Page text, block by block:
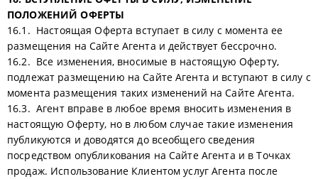
ПОЛОЖЕНИЙ ОФЕРТЫ
16.1. Настоящая Оферта вступает в силу с момента ее
размещения на Сайте Агента и действует бессрочно.
16.2. Все изменения, вносимые в настоящую Оферту,
подлежат размещению на Сайте Агента и вступают в силу с
момента размещения таких изменений на Сайте Агента.
16.3. Агент вправе в любое время вносить изменения в
настоящую Оферту, но в любом случае такие изменения
публикуются и доводятся до всеобщего сведения
посредством опубликования на Сайте Агента и в Точках
продаж. Использование Клиентом услуг Агента после